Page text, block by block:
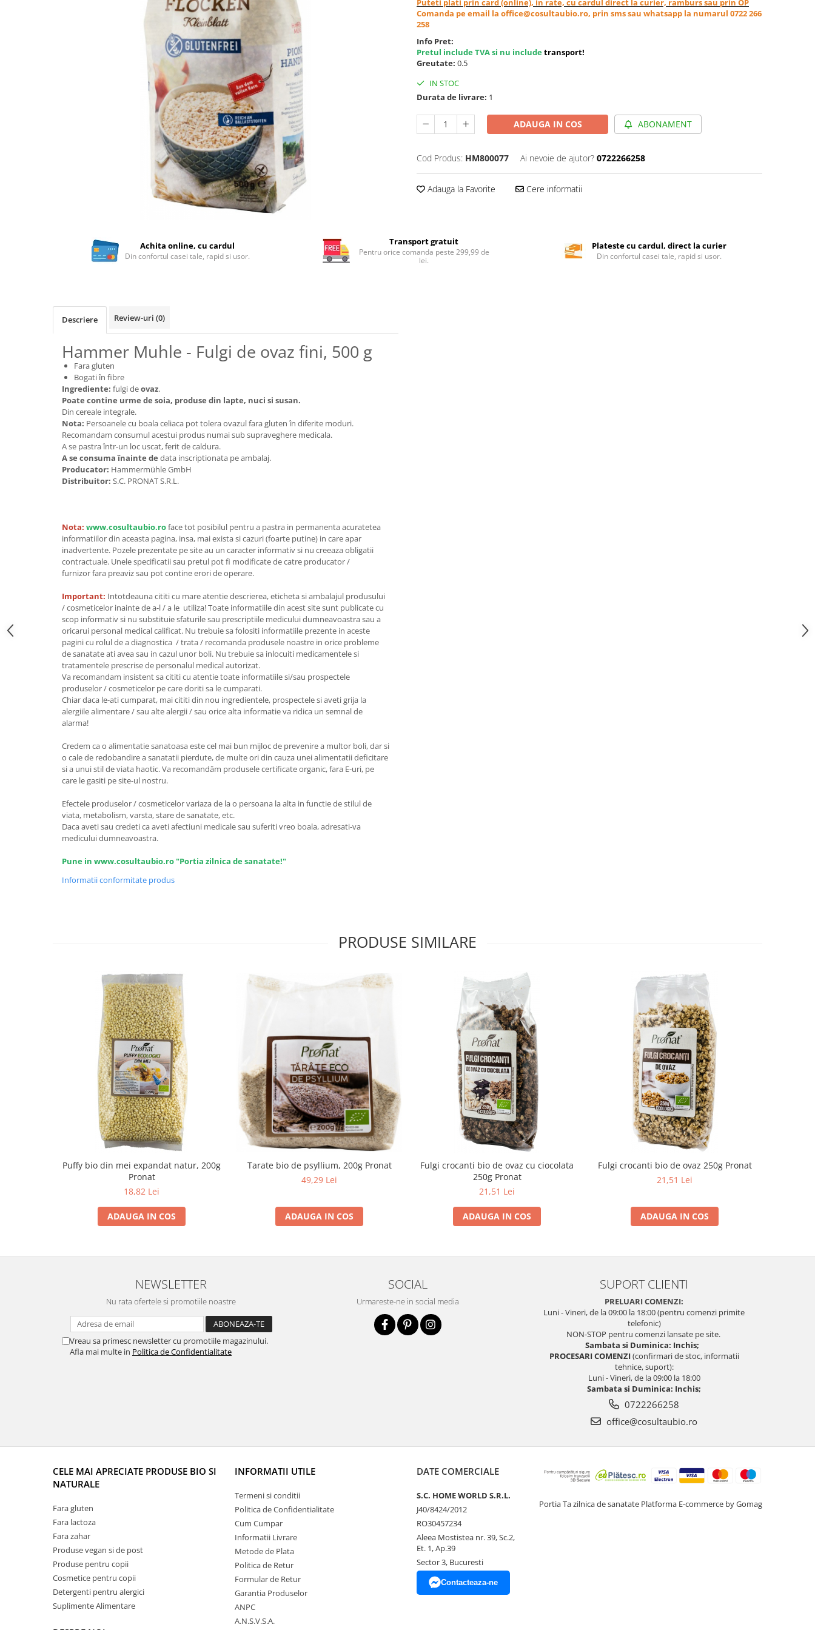
Fructe si legume Bio
Bauturi vegetale
Produse din carne
Sosuri, Ketchup bio
Pudre si prafuri
Conserve, Pateuri, creme
Leguminoase si seminte
Sare si inlocuitori
Produse care inlocuiesc carnea
Unt, alternativa unt
Ciocolata
Dulceturi, gemuri, compoturi
Bomboane, Caramele si Jeleuri
Biscuiti si napolitane
Guma de mestecat bio
Seminte, fructe uscate, samburi
Mixuri, condimente si mirodenii
Puteti plati prin card (online), in rate, cu cardul direct la curier, ramburs sau prin OP
Comanda pe email la office@cosultaubio.ro, prin sms sau whatsapp la numarul 0722 266
258
Info Pret:
Pretul include TVA si nu includetransport!
Greutate: 0.5
IN STOC
Durata de livrare: 1
ADAUGA IN COS ABONAMENT
Cod Produs: HM800077 Ai nevoie de ajutor? 0722266258
Adauga la Favorite Cere informatii
Achita online, cu cardul
Din confortul casei tale, rapid si usor.
Transport gratuit
Pentru orice comanda peste 299,99 de
lei.
Plateste cu cardul, direct la curier
Din confortul casei tale, rapid si usor.
Descriere Review-uri (0)
Hammer Muhle - Fulgi de ovaz fini, 500 g
Fara gluten
Bogati în fibre
Ingrediente: fulgi deovaz.
Poate contine urme de soia, produse din lapte, nuci si susan.
Din cereale integrale.
Nota: Persoanele cu boala celiaca pot tolera ovazul fara gluten în diferite moduri.
Recomandam consumul acestui produs numai sub supraveghere medicala.
A se pastra într-un loc uscat, ferit de caldura.
A se consuma înainte de data inscriptionata pe ambalaj.
Producator: Hammermühle GmbH
Distribuitor: S.C. PRONAT S.R.L.
Nota: www.cosultaubio.roface tot posibilul pentru a pastra in permanenta acuratetea
informatiilor din aceasta pagina, insa, mai exista si cazuri (foarte putine) in care apar
inadvertente. Pozele prezentate pe site au un caracter informativ si nu creeaza obligatii
contractuale. Unele specificatii sau pretul pot fi modificate de catre producator /
furnizor fara preaviz sau pot contine erori de operare.
Important: Intotdeauna cititi cu mare atentie descrierea, eticheta si ambalajul produsului
/ cosmeticelor inainte de a-l / a le utiliza! Toate informatiile din acest site sunt publicate cu
scop informativ si nu substituie sfaturile sau prescriptiile medicului dumneavoastra sau a
oricarui personal medical calificat. Nu trebuie sa folositi informatiile prezente in aceste
pagini cu rolul de a diagnostica / trata / recomanda produsele noastre in orice probleme
de sanatate ati avea sau in cazul unor boli. Nu trebuie sa inlocuiti medicamentele si
tratamentele prescrise de personalul medical autorizat.
Va recomandam insistent sa cititi cu atentie toate informatiile si/sau prospectele
produselor / cosmeticelor pe care doriti sa le cumparati.
Chiar daca le-ati cumparat, mai cititi din nou ingredientele, prospectele si aveti grija la
alergiile alimentare / sau alte alergii / sau orice alta informatie va ridica un semnal de
alarma!
Credem ca o alimentatie sanatoasa este cel mai bun mijloc de prevenire a multor boli, dar si
o cale de redobandire a sanatatii pierdute, de multe ori din cauza unei alimentatii deficitare
si a unui stil de viata haotic. Va recomandăm produsele certificate organic, fara E-uri, pe
care le gasiti pe site-ul nostru.
Efectele produselor / cosmeticelor variaza de la o persoana la alta in functie de stilul de
viata, metabolism, varsta, stare de sanatate, etc.
Daca aveti sau credeti ca aveti afectiuni medicale sau suferiti vreo boala, adresati-va
medicului dumneavoastra.
Pune in www.cosultaubio.ro "Portia zilnica de sanatate!"
Informatii conformitate produs
PRODUSE SIMILARE
Puffy bio din mei expandat natur, 200g
Pronat
18,82 Lei
ADAUGA IN COS
Tarate bio de psyllium, 200g Pronat
49,29 Lei
ADAUGA IN COS
Fulgi crocanti bio de ovaz cu ciocolata
250g Pronat
21,51 Lei
ADAUGA IN COS
Fulgi crocanti bio de ovaz 250g Pronat
21,51 Lei
ADAUGA IN COS
NEWSLETTER
Nu rata ofertele si promotiile noastre
Vreau sa primesc newsletter cu promotiile magazinului.
Afla mai multe in Politica de Confidentialitate
SOCIAL
Urmareste-ne in social media
SUPORT CLIENTI
PRELUARI COMENZI:
Luni - Vineri, de la 09:00 la 18:00 (pentru comenzi primite
telefonic)
NON-STOP pentru comenzi lansate pe site.
Sambata si Duminica: Inchis;
PROCESARI COMENZI(confirmari de stoc, informatii
tehnice, suport):
Luni - Vineri, de la 09:00 la 18:00
Sambata si Duminica: Inchis;
0722266258
office@cosultaubio.ro
CELE MAI APRECIATE PRODUSE BIO SI
NATURALE
Fara gluten
Fara lactoza
Fara zahar
Produse vegan si de post
Produse pentru copii
Cosmetice pentru copii
Detergenti pentru alergici
Suplimente Alimentare
INFORMATII UTILE
Termeni si conditii
Politica de Confidentialitate
Cum Cumpar
Informatii Livrare
Metode de Plata
Politica de Retur
Formular de Retur
Garantia Produselor
ANPC
A.N.S.V.S.A.
DATE COMERCIALE
S.C. HOME WORLD S.R.L.
J40/8424/2012
RO30457234
Aleea Mostistea nr. 39, Sc.2,
Et. 1, Ap.39
Sector 3, Bucuresti
Contacteaza-ne
Portia Ta zilnica de sanatate Platforma E-commerce by Gomag